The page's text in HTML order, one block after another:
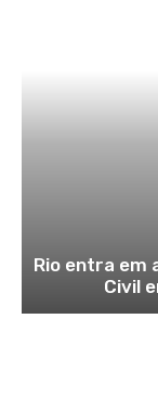
Rio entra em
Civil